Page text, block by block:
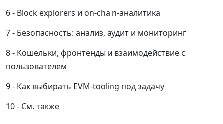
Block explorers и on-chain-аналитика
Безопасность: анализ, аудит и мониторинг
Кошельки, фронтенды и взаимодействие с
пользователем
Как выбирать EVM-tooling под задачу
См. также